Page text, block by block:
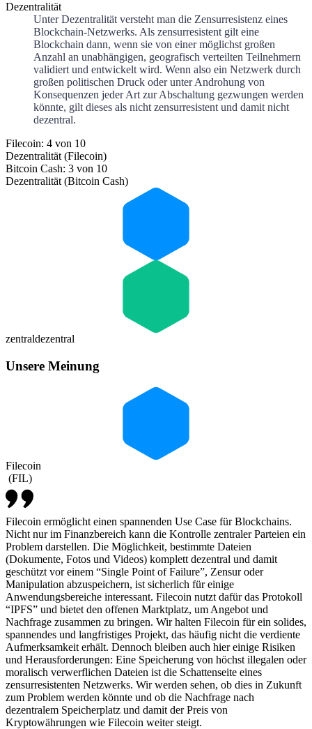
Dezentralität
Unter Dezentralität versteht man die Zensurresistenz eines
Blockchain-Netzwerks. Als zensurresistent gilt eine
Blockchain dann, wenn sie von einer möglichst großen
Anzahl an unabhängigen, geografisch verteilten Teilnehmern
validiert und entwickelt wird. Wenn also ein Netzwerk durch
großen politischen Druck oder unter Androhung von
Konsequenzen jeder Art zur Abschaltung gezwungen werden
könnte, gilt dieses als nicht zensurresistent und damit nicht
dezentral.
Filecoin: 4 von 10
Dezentralität (Filecoin)
Bitcoin Cash: 3 von 10
Dezentralität (Bitcoin Cash)
zentraldezentral
Unsere Meinung
Filecoin
(FIL)
Filecoin ermöglicht einen spannenden Use Case für Blockchains.
Nicht nur im Finanzbereich kann die Kontrolle zentraler Parteien ein
Problem darstellen. Die Möglichkeit, bestimmte Dateien
(Dokumente, Fotos und Videos) komplett dezentral und damit
geschützt vor einem “Single Point of Failure”, Zensur oder
Manipulation abzuspeichern, ist sicherlich für einige
Anwendungsbereiche interessant. Filecoin nutzt dafür das Protokoll
“IPFS” und bietet den offenen Marktplatz, um Angebot und
Nachfrage zusammen zu bringen. Wir halten Filecoin für ein solides,
spannendes und langfristiges Projekt, das häufig nicht die verdiente
Aufmerksamkeit erhält. Dennoch bleiben auch hier einige Risiken
und Herausforderungen: Eine Speicherung von höchst illegalen oder
moralisch verwerflichen Dateien ist die Schattenseite eines
zensurresistenten Netzwerks. Wir werden sehen, ob dies in Zukunft
zum Problem werden könnte und ob die Nachfrage nach
dezentralem Speicherplatz und damit der Preis von
Kryptowährungen wie Filecoin weiter steigt.